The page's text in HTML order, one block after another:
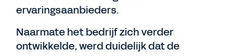
ervaringsaanbieders.
Naarmate het bedrijf zich verder
ontwikkelde, werd duidelijk dat de